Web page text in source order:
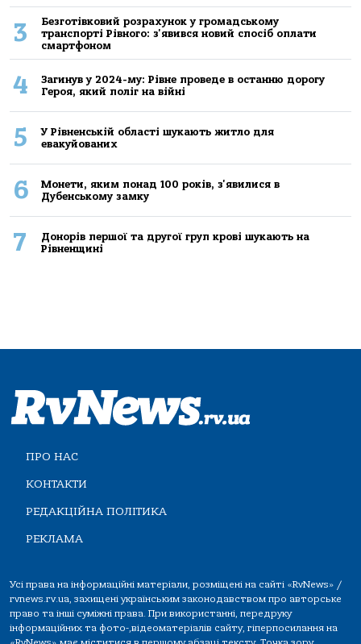
3
Безготівковий розрахунок у громадському
транспорті Рівного: з'явився новий спосіб оплати
смартфоном
4
Загинув у 2024-му: Рівне проведе в останню дорогу
Героя, який поліг на війні
5
У Рівненській області шукають житло для
евакуйованих
6
Монети, яким понад 100 років, з'явилися в
Дубенському замку
7
Донорів першої та другої груп крові шукають на
Рівненщині
ПРО НАС
КОНТАКТИ
РЕДАКЦІЙНА ПОЛІТИКА
РЕКЛАМА
Усі права на інформаційні матеріали, розміщені на сайті «RvNews» /
rvnews.rv.ua, захищені українським законодавством про авторське
право та інші суміжні права. При використанні, передруку
інформаційних та фото-,відеоматеріалів сайту, гіперпосилання на